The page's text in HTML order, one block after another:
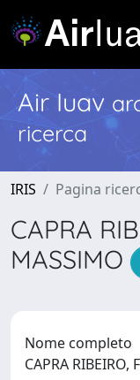
Air Iuav
ricerca
IRIS Pagina
CAPRA
MASSIMO
Nome completo
CAPRA RIBEIRO,